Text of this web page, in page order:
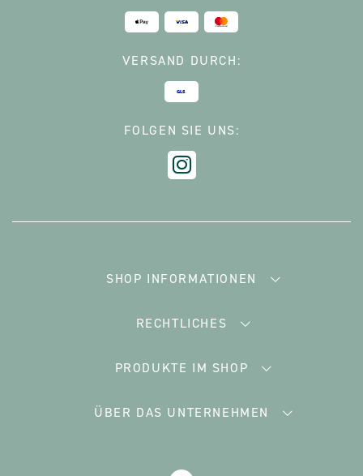
VERSAND DURCH:
FOLGEN SIE UNS:
SHOP INFORMATIONEN
RECHTLICHES
PRODUKTE IM SHOP
ÜBER DAS UNTERNEHMEN